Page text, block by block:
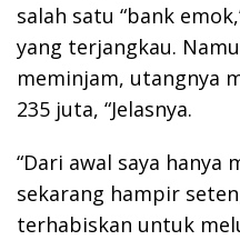
salah satu “bank
yang terjangkau.
meminjam, utangnya
235 juta, “Jelasnya.
“Dari awal saya hanya
sekarang hampir
terhabiskan untuk